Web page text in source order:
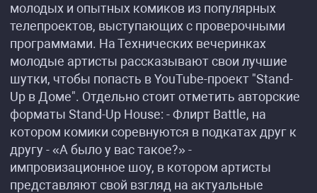
молодых и опытных комиков из популярных
телепроектов, выступающих с проверочными
программами. На Технических вечеринках
молодые артисты рассказывают свои лучшие
шутки, чтобы попасть в YouTube-проект "Stand-
Up в Доме". Отдельно стоит отметить авторские
форматы Stand-Up House: - Флирт Battle, на
котором комики соревнуются в подкатах друг к
другу - «А было у вас такое?» -
импровизационное шоу, в котором артисты
представляют свой взгляд на актуальные